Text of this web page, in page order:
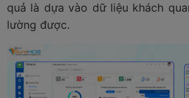
quả là dựa vào dữ liệu khách
lường được.